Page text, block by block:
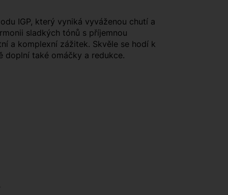
IGP, který vyniká vyváženou chutí a
sladkých tónů s příjemnou
a komplexní zážitek. Skvěle se hodí k
doplní také omáčky a redukce.